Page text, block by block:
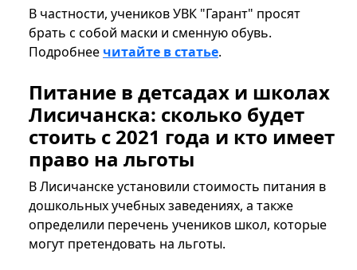
В частности, учеников УВК "Гарант" просят
брать с собой маски и сменную обувь.
Подробнее читайте в статье.
Питание в детсадах и школах
Лисичанска: сколько будет
стоить с 2021 года и кто имеет
право на льготы
В Лисичанске установили стоимость питания в
дошкольных учебных заведениях, а также
определили перечень учеников школ, которые
могут претендовать на льготы.